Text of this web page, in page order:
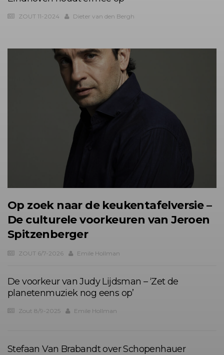
ZOUT 11-2024 Dieter van den Bergh
Op zoek naar de keukentafelversie –
De culturele voorkeuren van Jeroen
Spitzenberger
ZOUT 6/7-2026 Emile Hollman
De voorkeur van Judy Lijdsman – ‘Zet de
planetenmuziek nog eens op’
Zout 8/9-2025 Emile Hollman
Stefaan Van Brabandt over Schopenhauer